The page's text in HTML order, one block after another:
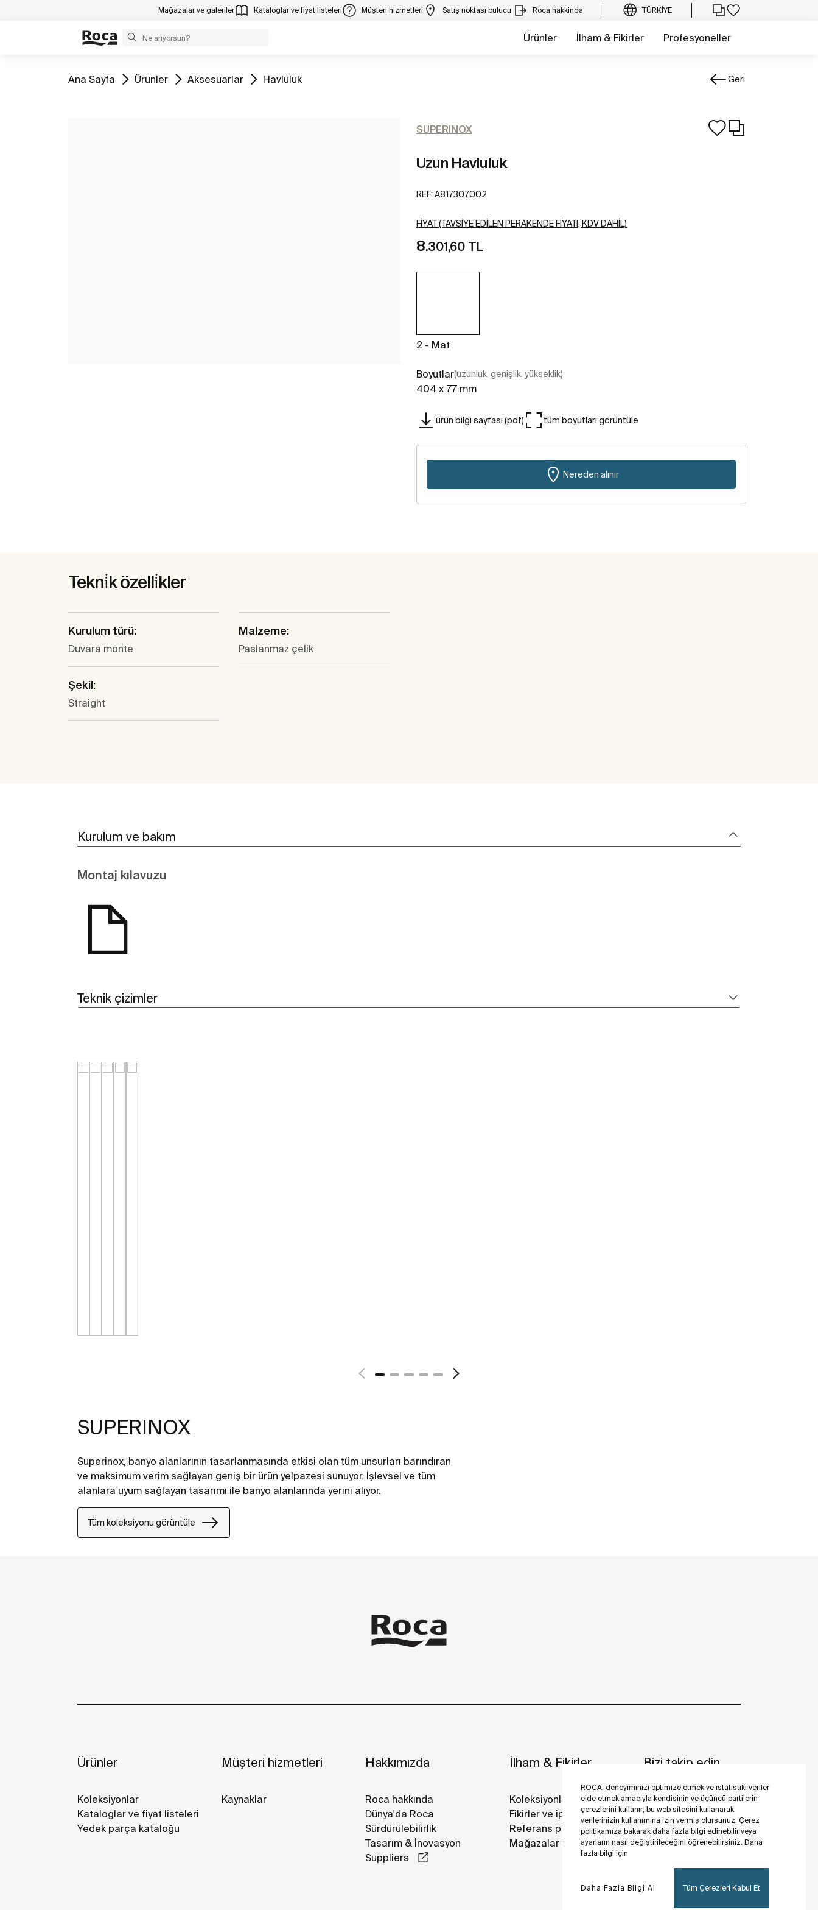
ROCA, deneyiminizi optimize etmek ve istatistiki veriler
elde etmek amacıyla kendisinin ve üçüncü partilerin
çerezlerini kullanır; bu web sitesini kullanarak,
verilerinizin kullanımına izin vermiş olursunuz. Çerez
politikamıza bakarak daha fazla bilgi edinebilir veya
ayarların nasıl değiştirileceğini öğrenebilirsiniz. Daha
fazla bilgi için
Daha Fazla Bilgi Al Tüm Çerezleri Kabul Et
Mağazalar ve galeriler Kataloglar ve fiyat listeleri Müşteri hizmetleri Satış noktası bulucu Roca hakkinda TÜRKIYE
Ürünler İlham & Fikirler Profesyoneller
Tüm
Ana Sayfa Tüm
Ürünler Tüm
Aksesuarlar Tüm
Havluluk Geri
SUPERINOX
Uzun Havluluk
REF: A817307002
FIYAT (TAVSIYE EDILEN PERAKENDE FIYATI, KDV DAHIL)
8.301,60 TL
2 - Mat
Boyutlar(uzunluk, genişlik, yükseklik)
404 x 77 mm
ürün bilgi sayfası (pdf) tüm boyutları görüntüle
Nereden alınır
Tekni̇k özelli̇kler
Kurulum türü:
Duvara monte
Malzeme:
Paslanmaz çelik
Şekil:
Straight
Kurulum ve bakım
Montaj kılavuzu
Teknik çizimler
SUPERINOX
Superinox, banyo alanlarının tasarlanmasında etkisi olan tüm unsurları barındıran
ve maksimum verim sağlayan geniş bir ürün yelpazesi sunuyor. İşlevsel ve tüm
alanlara uyum sağlayan tasarımı ile banyo alanlarında yerini alıyor.
Tüm koleksiyonu görüntüle
Ürünler
Koleksiyonlar
Kataloglar ve fiyat listeleri
Yedek parça kataloğu
Müşteri hizmetleri
Kaynaklar
Hakkımızda
Roca hakkında
Dünya'da Roca
Sürdürülebilirlik
Tasarım & İnovasyon
Suppliers
İlham & Fikirler
Koleksiyonlar
Fikirler ve ipuçları
Referans projeler
Mağazalar ve galeriler
Bizi takip edin